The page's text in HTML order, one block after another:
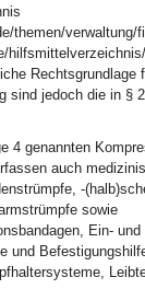
themen/verwaltung/
Rechtsgrundlage
sind jedoch die in §
4 genannten
auch
-
sowie
Ein- und
und